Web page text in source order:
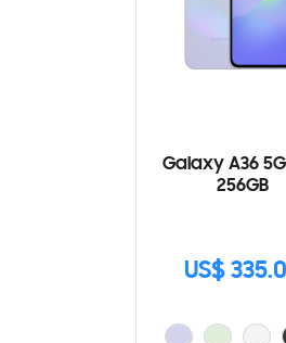
Galaxy A36
256GB
US$